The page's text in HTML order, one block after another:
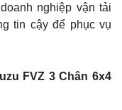
nghiệp vận tải
tin cậy để phục vụ
FVZ 3 Chân 6x4